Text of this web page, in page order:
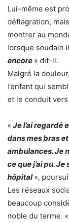
Lui-même est
déflagration,
montrer au
lorsque soudain
encore » dit-il.
Malgré la
l’enfant qui
et le conduit vers
« Je l’ai regardé
dans mes bras
ambulances. Je
ce que j’ai pu.
hôpital »,
Les réseaux
beaucoup
noble du terme. «